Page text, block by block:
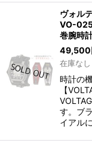
ヴォル
VO-
巻腕時計
49,500
在庫なし
時計の
【
す。ブ
イアル